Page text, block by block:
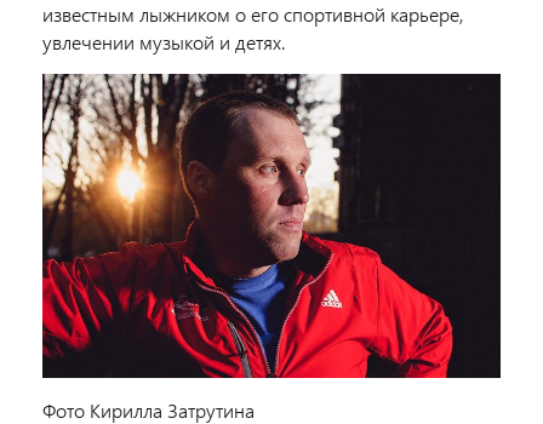
известным лыжником о его спортивной карьере,
увлечении музыкой и детях.
Фото Кирилла Затрутина